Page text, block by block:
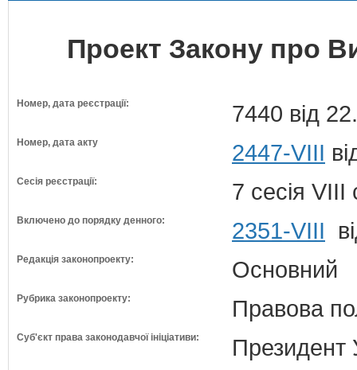
Проект Закону про
Номер, дата реєстрації: 7440 від
Номер, дата акту 2447-VIII
Сесія реєстрації: 7 сесія VIII
Включено до порядку денного: 2351-VIII
Редакція законопроекту: Основний
Рубрика законопроекту: Правова
Суб'єкт права законодавчої ініціативи: Президент